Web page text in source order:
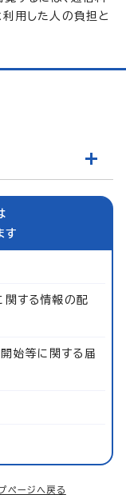
利用した人の負担と
す
関する情報の配
始等に関する届
ページへ戻る